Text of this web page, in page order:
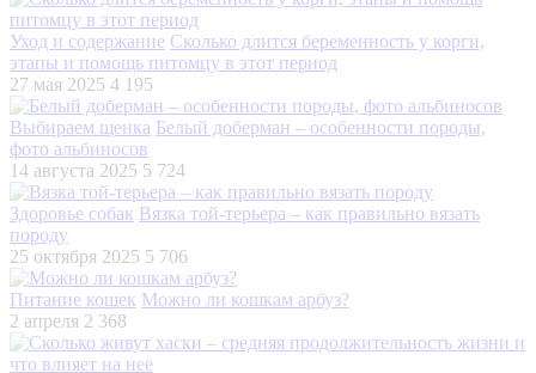
Уход и содержание Сколько длится беременность у корги,
этапы и помощь питомцу в этот период
27 мая 2025 4 195
Выбираем щенка Белый доберман – особенности породы,
фото альбиносов
14 августа 2025 5 724
Здоровье собак Вязка той-терьера – как правильно вязать
породу
25 октября 2025 5 706
Питание кошек Можно ли кошкам арбуз?
2 апреля 2 368